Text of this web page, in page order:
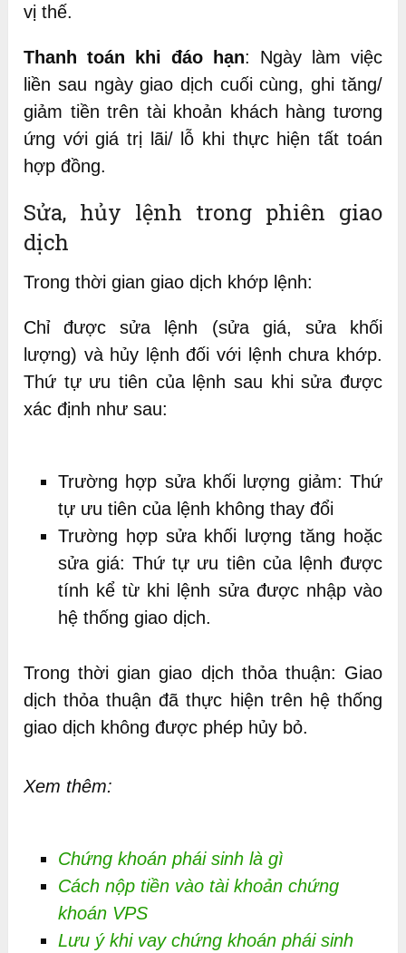
vị thế.
Thanh toán khi đáo hạn: Ngày làm việc
liền sau ngày giao dịch cuối cùng, ghi tăng/
giảm tiền trên tài khoản khách hàng tương
ứng với giá trị lãi/ lỗ khi thực hiện tất toán
hợp đồng.
Sửa, hủy lệnh trong phiên giao
dịch
Trong thời gian giao dịch khớp lệnh:
Chỉ được sửa lệnh (sửa giá, sửa khối
lượng) và hủy lệnh đối với lệnh chưa khớp.
Thứ tự ưu tiên của lệnh sau khi sửa được
xác định như sau:
Trường hợp sửa khối lượng giảm: Thứ
tự ưu tiên của lệnh không thay đổi
Trường hợp sửa khối lượng tăng hoặc
sửa giá: Thứ tự ưu tiên của lệnh được
tính kể từ khi lệnh sửa được nhập vào
hệ thống giao dịch.
Trong thời gian giao dịch thỏa thuận: Giao
dịch thỏa thuận đã thực hiện trên hệ thống
giao dịch không được phép hủy bỏ.
Xem thêm:
Chứng khoán phái sinh là gì
Cách nộp tiền vào tài khoản chứng
khoán VPS
Lưu ý khi vay chứng khoán phái sinh